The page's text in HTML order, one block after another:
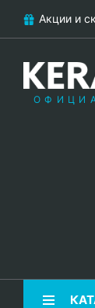
Акции и